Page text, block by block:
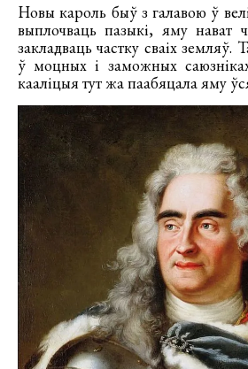
Новы кароль быў з галавою ў
выплочваць пазыкі, яму нават
закладваць частку сваіх земляў.
ў моцных і заможных
кааліцыя тут жа паабяцала яму